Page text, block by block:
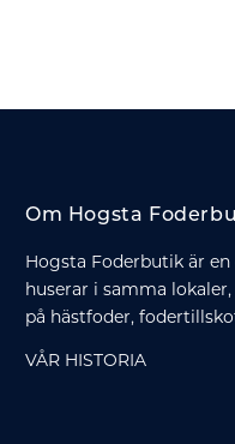
Om Hogsta
Hogsta Foderbutik är
huserar i samma
på hästfoder,
VÅR HISTORIA